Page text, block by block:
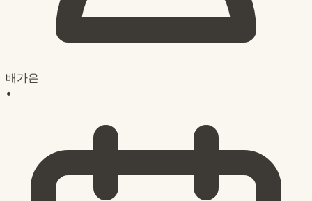
배가은
•